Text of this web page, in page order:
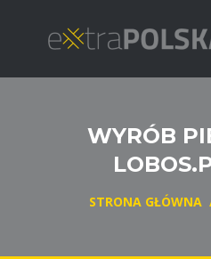
WYRÓB
STRONA GŁÓWNA